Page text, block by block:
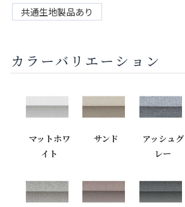
共通生地製品あり
カラーバリエーション
マットホワ
イト
サンド
アッシュグ
レー